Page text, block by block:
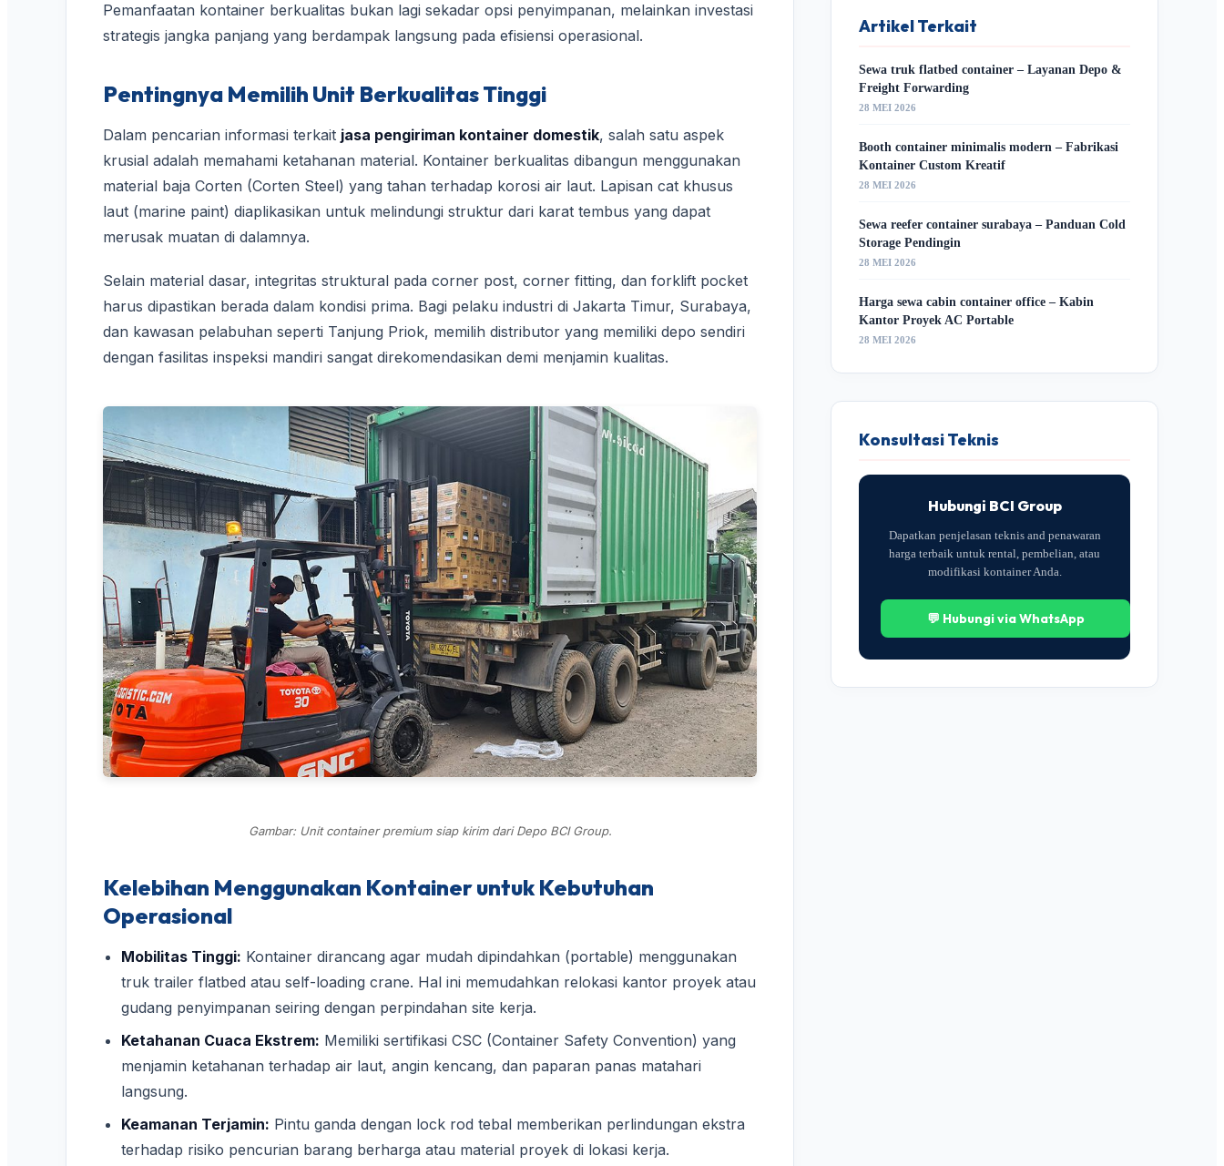
Pemanfaatan kontainer berkualitas bukan lagi sekadar opsi penyimpanan, melainkan investasi
strategis jangka panjang yang berdampak langsung pada efisiensi operasional.
Pentingnya Memilih Unit Berkualitas Tinggi
Dalam pencarian informasi terkait jasa pengiriman kontainer domestik, salah satu aspek
krusial adalah memahami ketahanan material. Kontainer berkualitas dibangun menggunakan
material baja Corten (Corten Steel) yang tahan terhadap korosi air laut. Lapisan cat khusus
laut (marine paint) diaplikasikan untuk melindungi struktur dari karat tembus yang dapat
merusak muatan di dalamnya.
Selain material dasar, integritas struktural pada corner post, corner fitting, dan forklift pocket
harus dipastikan berada dalam kondisi prima. Bagi pelaku industri di Jakarta Timur, Surabaya,
dan kawasan pelabuhan seperti Tanjung Priok, memilih distributor yang memiliki depo sendiri
dengan fasilitas inspeksi mandiri sangat direkomendasikan demi menjamin kualitas.
Gambar: Unit container premium siap kirim dari Depo BCI Group.
Kelebihan Menggunakan Kontainer untuk Kebutuhan
Operasional
Mobilitas Tinggi: Kontainer dirancang agar mudah dipindahkan (portable) menggunakan
truk trailer flatbed atau self-loading crane. Hal ini memudahkan relokasi kantor proyek atau
gudang penyimpanan seiring dengan perpindahan site kerja.
Ketahanan Cuaca Ekstrem: Memiliki sertifikasi CSC (Container Safety Convention) yang
menjamin ketahanan terhadap air laut, angin kencang, dan paparan panas matahari
langsung.
Keamanan Terjamin: Pintu ganda dengan lock rod tebal memberikan perlindungan ekstra
terhadap risiko pencurian barang berharga atau material proyek di lokasi kerja.
Artikel Terkait
Sewa truk flatbed container – Layanan Depo &
Freight Forwarding
28 MEI 2026
Booth container minimalis modern – Fabrikasi
Kontainer Custom Kreatif
28 MEI 2026
Sewa reefer container surabaya – Panduan Cold
Storage Pendingin
28 MEI 2026
Harga sewa cabin container office – Kabin
Kantor Proyek AC Portable
28 MEI 2026
Konsultasi Teknis
Hubungi BCI Group
Dapatkan penjelasan teknis and penawaran
harga terbaik untuk rental, pembelian, atau
modifikasi kontainer Anda.
💬 Hubungi via WhatsApp